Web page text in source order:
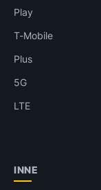
Play
T-Mobile
Plus
5G
LTE
INNE